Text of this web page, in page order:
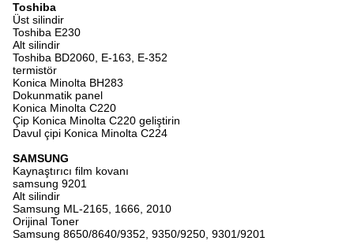
Toshiba
Üst silindir
Toshiba E230
Alt silindir
Toshiba BD2060, E-163, E-352
termistör
Konica Minolta BH283
Dokunmatik panel
Konica Minolta C220
Çip Konica Minolta C220 geliştirin
Davul çipi Konica Minolta C224
SAMSUNG
Kaynaştırıcı film kovanı
samsung 9201
Alt silindir
Samsung ML-2165, 1666, 2010
Orijinal Toner
Samsung 8650/8640/9352, 9350/9250, 9301/9201